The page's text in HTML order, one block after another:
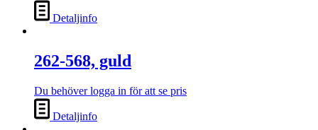
Detaljinfo
262-568, guld
Du behöver logga in för att se pris
Detaljinfo